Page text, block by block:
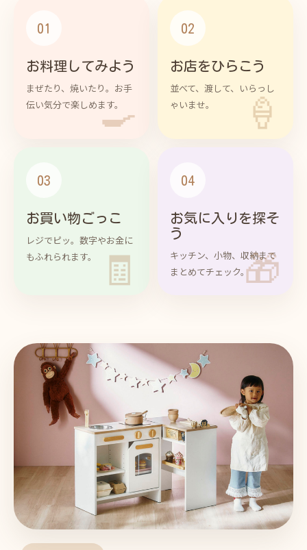
01
お料理してみよう
まぜたり、焼いたり。お手
伝い気分で楽しめます。🍳
02
お店をひらこう
並べて、渡して、いらっし
ゃいませ。
🍦
03
お買い物ごっこ
レジでピッ。数字やお金に
もふれられます。
🧾
04
お気に入りを探そ
う
キッチン、小物、収納まで
まとめてチェック。🎁